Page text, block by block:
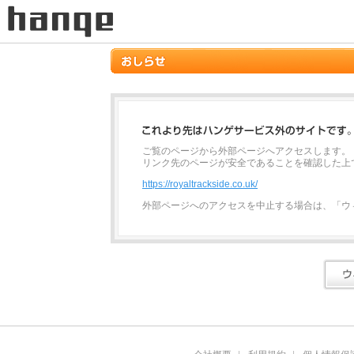
ご覧のページから外部ページへアクセスします。
リンク先のページが安全であることを確認した
https://royaltrackside.co.uk/
外部ページへのアクセスを中止する場合は、「